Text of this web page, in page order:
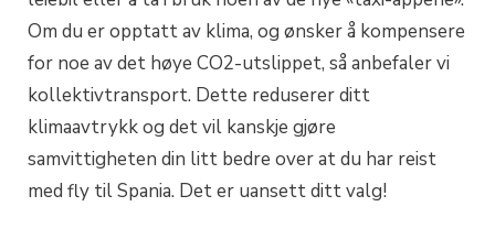
Om du er opptatt av klima, og ønsker å kompensere
for noe av det høye CO2-utslippet, så anbefaler vi
kollektivtransport. Dette reduserer ditt
klimaavtrykk og det vil kanskje gjøre
samvittigheten din litt bedre over at du har reist
med fly til Spania. Det er uansett ditt valg!